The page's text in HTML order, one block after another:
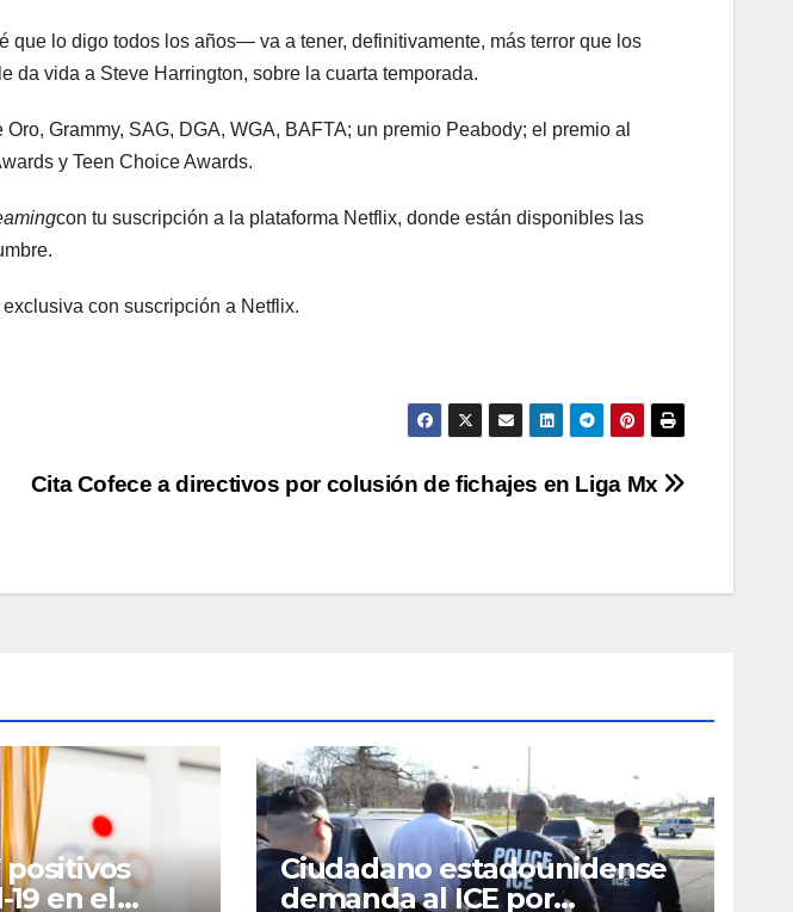
lo digo todos los años— va a tener, definitivamente, más terror que los
da vida a Steve Harrington, sobre la cuarta temporada.
Grammy, SAG, DGA, WGA, BAFTA; un premio Peabody; el premio al
y Teen Choice Awards.
con tu suscripción a la plataforma Netflix, donde están disponibles las
con suscripción a Netflix.
Cita Cofece a directivos por colusión de fichajes en Liga Mx
positivos
en el
Ciudadano estadounidense
demanda al ICE por